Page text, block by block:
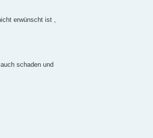
erwünscht ist ,
schaden und